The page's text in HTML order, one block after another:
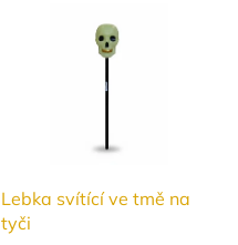
Lebka svítící ve tmě na
tyči